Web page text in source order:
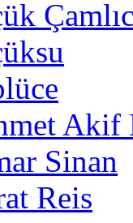
Akif
Sinan
Reis